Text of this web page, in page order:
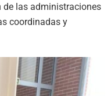
las administraciones
coordinadas y